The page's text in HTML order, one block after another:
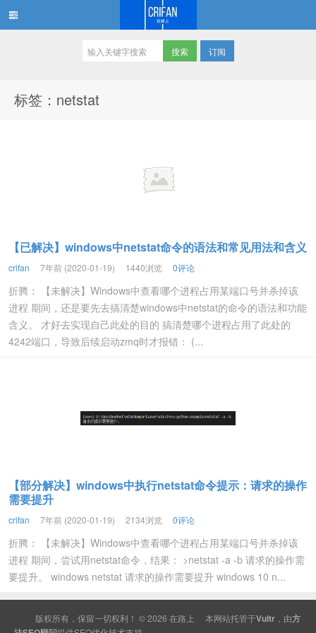
订阅
标签：netstat
【已解决】windows中netstat命令的语法和常见用法和含义
crifan 7年前 (2020-01-19) 1440浏览 0评论
折腾： 【未解决】Windows中查看哪个进程占用某端口号并杀掉该
进程 期间，还是要先去搞清楚windows中netstat的命令的语法和功能
含义。 才好去实现自己此处的目的 搞清楚哪个进程占用了此处的
4242端口，导致后续启动zmq时才报错： (...
【部分解决】windows中执行netstat命令提示：请求的操作
需要提升
crifan 7年前 (2020-01-19) 2134浏览 0评论
折腾： 【未解决】Windows中查看哪个进程占用某端口号并杀掉该
进程 期间，尝试用netstat命令，结果： >netstat -a -b 请求的操作需
要提升。 windows netstat 请求的操作需要提升 windows 10 n...
版权所有，保留一切权利！ © 2026 在路上 本网站托管于Vultr ，由方